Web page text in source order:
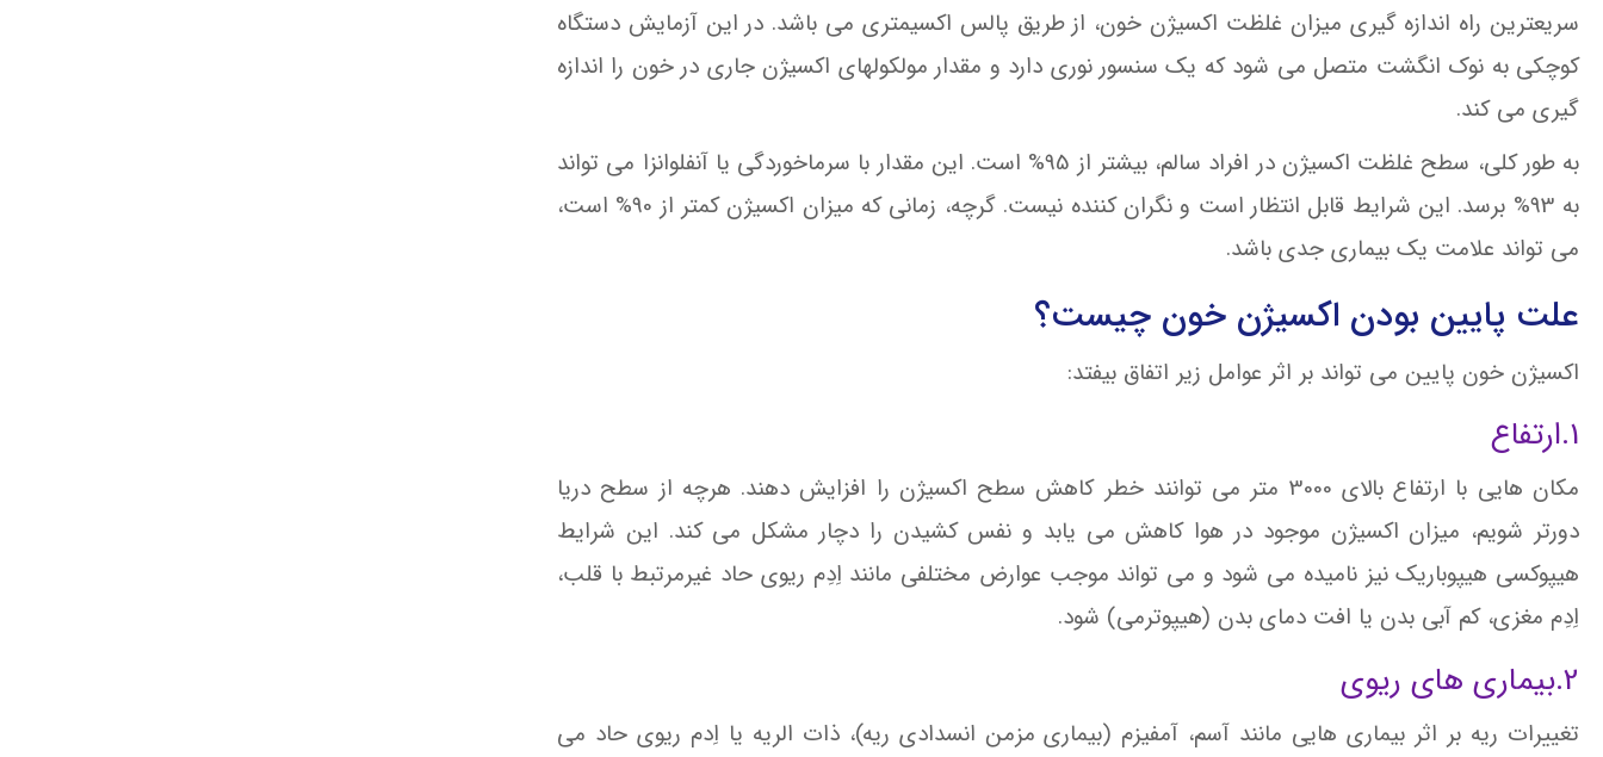
سریعترین راه اندازه گیری میزان غلظت اکسیژن خون، از طریق پالس اکسیمتری می باشد. در این آزمایش دستگاه
کوچکی به نوک انگشت متصل می شود که یک سنسور نوری دارد و مقدار مولکولهای اکسیژن جاری در خون را اندازه
گیری می کند.
به طور کلی، سطح غلظت اکسیژن در افراد سالم، بیشتر از 95% است. این مقدار با سرماخوردگی یا آنفلوانزا می تواند
به 93% برسد. این شرایط قابل انتظار است و نگران کننده نیست. گرچه، زمانی که میزان اکسیژن کمتر از 90% است،
می تواند علامت یک بیماری جدی باشد.
علت پایین بودن اکسیژن خون چیست؟
اکسیژن خون پایین می تواند بر اثر عوامل زیر اتفاق بیفتد:
1.ارتفاع
مکان هایی با ارتفاع بالای 3000 متر می توانند خطر کاهش سطح اکسیژن را افزایش دهند. هرچه از سطح دریا
دورتر شویم، میزان اکسیژن موجود در هوا کاهش می یابد و نفس کشیدن را دچار مشکل می کند. این شرایط
هیپوکسی هیپوباریک نیز نامیده می شود و می تواند موجب عوارض مختلفی مانند اِدِم ریوی حاد غیرمرتبط با قلب،
اِدِم مغزی، کم آبی بدن یا افت دمای بدن (هیپوترمی) شود.
2.بیماری های ریوی
تغییرات ریه بر اثر بیماری هایی مانند آسم، آمفیزم (بیماری مزمن انسدادی ریه)، ذات الریه یا اِدم ریوی حاد می